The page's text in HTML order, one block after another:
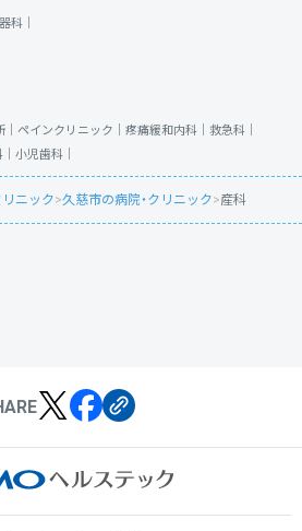
科｜
ペインクリニック｜ 疼痛緩和内科｜ 救急科｜
小児歯科｜
リニック>久慈市の病院・クリニック>産科